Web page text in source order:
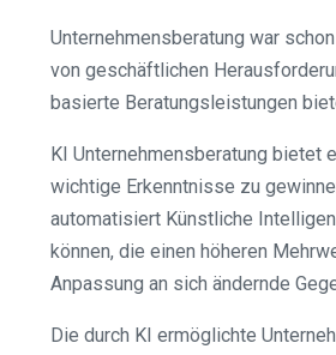
Unternehmensberatung war
von geschäftlichen
basierte Beratungsleistungen
KI Unternehmensberatung bietet
wichtige Erkenntnisse zu
automatisiert Künstliche
können, die einen höheren
Anpassung an sich ändernde
Die durch KI ermöglichte